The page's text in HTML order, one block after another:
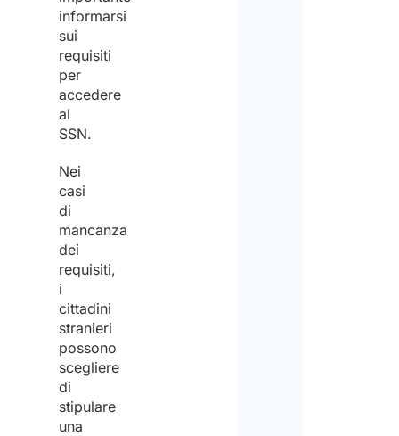
informarsi
sui
requisiti
per
accedere
al
SSN.
Nei
casi
di
mancanza
dei
requisiti,
i
cittadini
stranieri
possono
scegliere
di
stipulare
una